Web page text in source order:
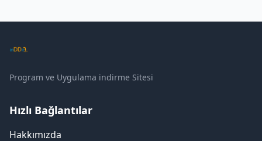
Program ve Uygulama indirme Sitesi
Hızlı Bağlantılar
Hakkımızda